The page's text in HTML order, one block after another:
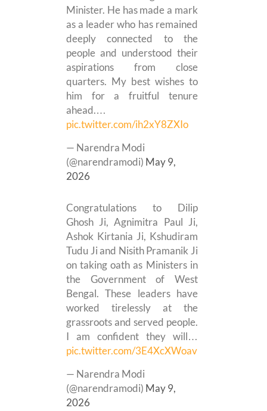
Minister. He has made a mark
as a leader who has remained
deeply connected to the
people and understood their
aspirations from close
quarters. My best wishes to
him for a fruitful tenure
ahead.…
pic.twitter.com/ih2xY8ZXIo
— Narendra Modi
(@narendramodi) May 9,
2026
Congratulations to Dilip
Ghosh Ji, Agnimitra Paul Ji,
Ashok Kirtania Ji, Kshudiram
Tudu Ji and Nisith Pramanik Ji
on taking oath as Ministers in
the Government of West
Bengal. These leaders have
worked tirelessly at the
grassroots and served people.
I am confident they will…
pic.twitter.com/3E4XcXWoav
— Narendra Modi
(@narendramodi) May 9,
2026